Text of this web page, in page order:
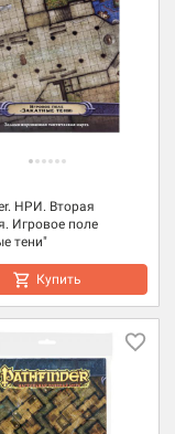
НРИ. Вторая
Игровое поле
тени"
Купить